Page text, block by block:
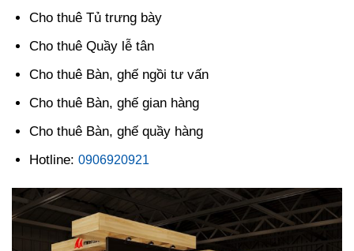
Cho thuê Tủ trưng bày
Cho thuê Quầy lễ tân
Cho thuê Bàn, ghế ngồi tư vấn
Cho thuê Bàn, ghế gian hàng
Cho thuê Bàn, ghế quầy hàng
Hotline: 0906920921